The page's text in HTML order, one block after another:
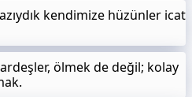
kendimize hüzünler icat
ölmek de değil; kolay